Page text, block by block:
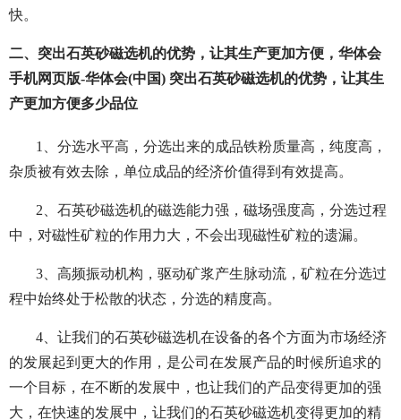
快。
二、突出石英砂磁选机的优势，让其生产更加方便，华体会
手机网页版-华体会(中国) 突出石英砂磁选机的优势，让其生
产更加方便多少品位
1、分选水平高，分选出来的成品铁粉质量高，纯度高，
杂质被有效去除，单位成品的经济价值得到有效提高。
2、石英砂磁选机的磁选能力强，磁场强度高，分选过程
中，对磁性矿粒的作用力大，不会出现磁性矿粒的遗漏。
3、高频振动机构，驱动矿浆产生脉动流，矿粒在分选过
程中始终处于松散的状态，分选的精度高。
4、让我们的石英砂磁选机在设备的各个方面为市场经济
的发展起到更大的作用，是公司在发展产品的时候所追求的
一个目标，在不断的发展中，也让我们的产品变得更加的强
大，在快速的发展中，让我们的石英砂磁选机变得更加的精